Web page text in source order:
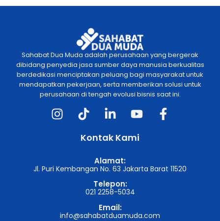
Sahabat Dua Muda adalah perusahaan yang bergerak
dibidang penyedia jasa sumber daya manusia berkualitas
berdedikasi menciptakan peluang bagi masyarakat untuk
mendapatkan pekerjaan, serta memberikan solusi untuk
perusahaan di tengah evolusi bisnis saat ini.
Kontak Kami
Alamat:
Jl. Puri Kembangan No. 63 Jakarta Barat 11520
Telepon:
021 2258-5034
Email:
info@sahabatduamuda.com